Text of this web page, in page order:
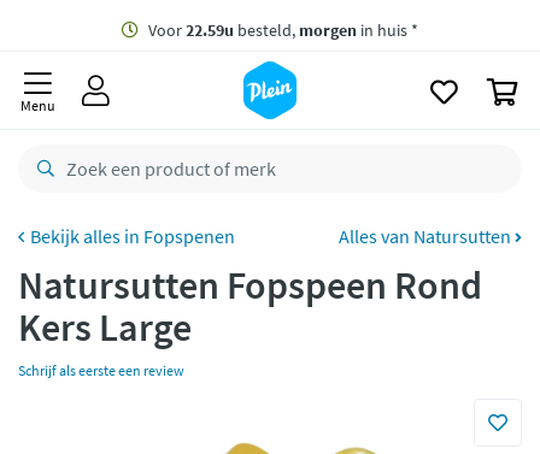
Gratisbezorging vanaf 35,- *
besteld,
retourneren
bezorgd
Betaal met Klarna
Menu
Fopspenen Alles van Natursutten
Natursutten Fopspeen Rond
Kers Large
Schrijf als eerste een review